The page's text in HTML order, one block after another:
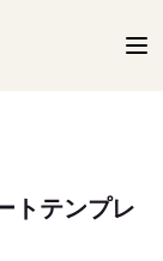
トテンプレ